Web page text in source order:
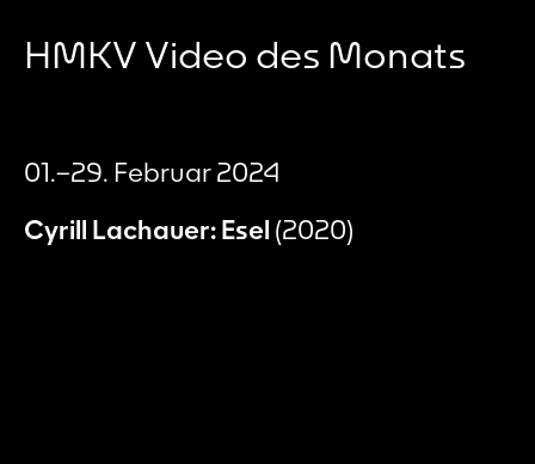
HMKV Video des Monats
01.–29. Februar 2024
Cyrill Lachauer: Esel (2020)